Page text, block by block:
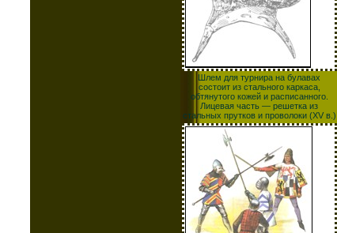
Шлем для турнира на булавах
состоит из стального каркаса,
обтянутого кожей и расписанного.
Лицевая часть — решетка из
стальных прутков и проволоки (XV в.)